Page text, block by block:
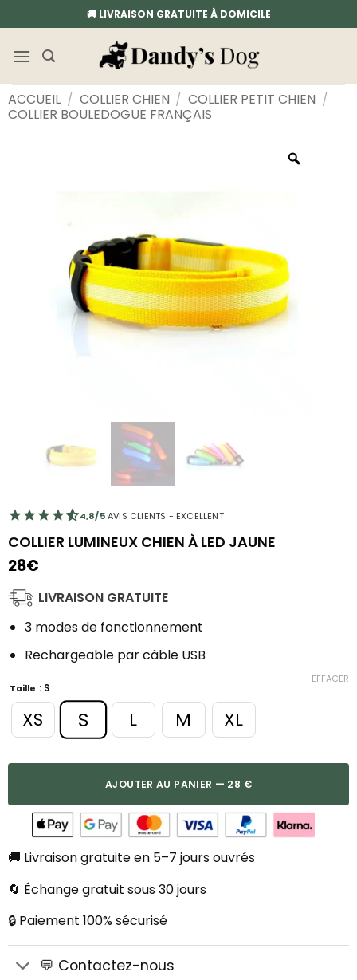
au
contenu
🚚 LIVRAISON GRATUITE À DOMICILE
ACCUEIL / COLLIER CHIEN / COLLIER PETIT CHIEN /
COLLIER BOULEDOGUE FRANÇAIS
4,8/5AVIS CLIENTS - EXCELLENT
COLLIER LUMINEUX CHIEN À LED JAUNE
28€
LIVRAISON GRATUITE
3 modes de fonctionnement
Rechargeable par câble USB
Taille : S
XS S L M XL
EFFACER
AJOUTER AU PANIER — 28 €
🚚 Livraison gratuite en 5–7 jours ouvrés
🔄 Échange gratuit sous 30 jours
🔒 Paiement 100% sécurisé
💬 Contactez-nous